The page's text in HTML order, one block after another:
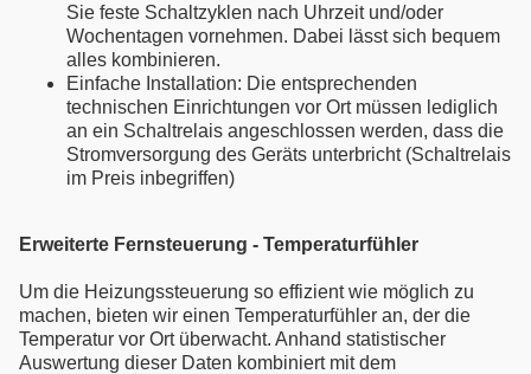
Sie feste Schaltzyklen nach Uhrzeit und/oder
Wochentagen vornehmen. Dabei lässt sich bequem
alles kombinieren.
Einfache Installation: Die entsprechenden
technischen Einrichtungen vor Ort müssen lediglich
an ein Schaltrelais angeschlossen werden, dass die
Stromversorgung des Geräts unterbricht (Schaltrelais
im Preis inbegriffen)
Erweiterte Fernsteuerung - Temperaturfühler
Um die Heizungssteuerung so effizient wie möglich zu
machen, bieten wir einen Temperaturfühler an, der die
Temperatur vor Ort überwacht. Anhand statistischer
Auswertung dieser Daten kombiniert mit dem